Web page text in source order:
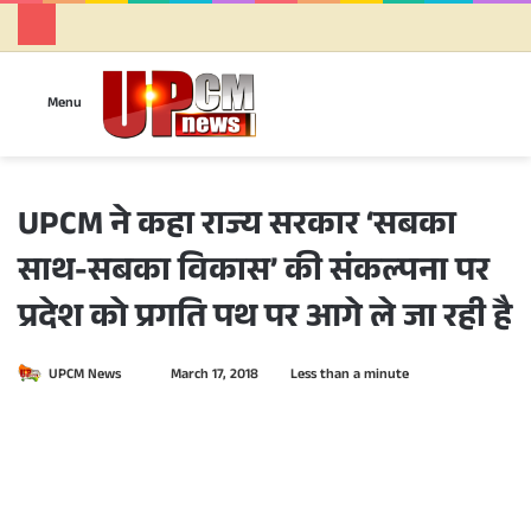
Menu
UPCM ने कहा राज्य सरकार ‘सबका
साथ-सबका विकास’ की संकल्पना पर
प्रदेश को प्रगति पथ पर आगे ले जा रही है
UPCM News March 17, 2018 Less than a minute